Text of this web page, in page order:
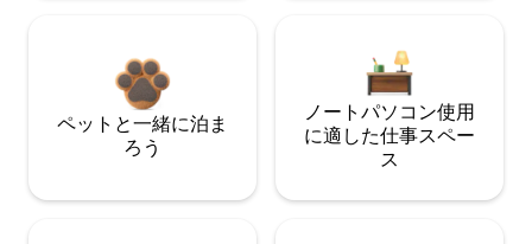
ペットと一緒に泊ま
ろう
ノートパソコン使用
に適した仕事スペー
ス